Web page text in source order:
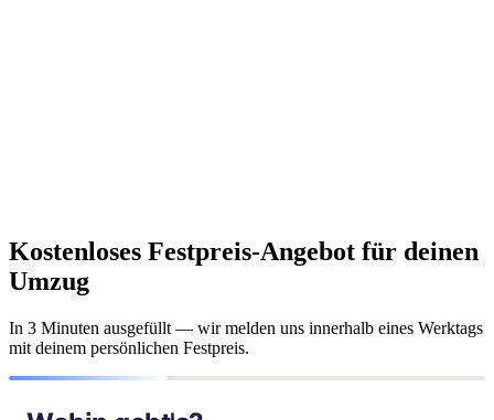
Kostenloses Festpreis-Angebot für deinen
Umzug
In 3 Minuten ausgefüllt — wir melden uns innerhalb eines Werktags
mit deinem persönlichen Festpreis.